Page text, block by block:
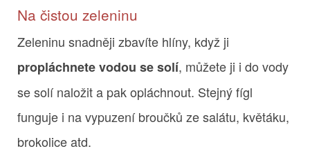
Na čistou zeleninu
Zeleninu snadněji zbavíte hlíny, když ji
propláchnete vodou se solí, můžete ji i do vody
se solí naložit a pak opláchnout. Stejný fígl
funguje i na vypuzení broučků ze salátu, květáku,
brokolice atd.